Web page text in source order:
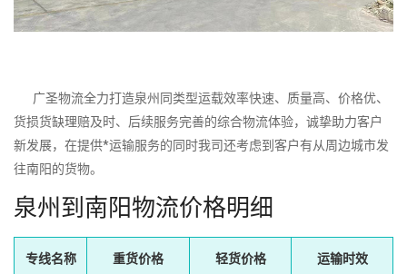
广圣物流全力打造泉州同类型运载效率快速、质量高、价格优、
货损货缺理赔及时、后续服务完善的综合物流体验，诚挚助力客户
新发展，在提供*运输服务的同时我司还考虑到客户有从周边城市发
往南阳的货物。
泉州到南阳物流价格明细
专线名称 重货价格 轻货价格 运输时效